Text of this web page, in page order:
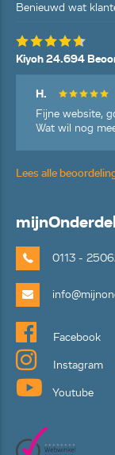
Benieuwd wat
Kiyoh 24.694
H.
Fijne website,
Wat wil nog
Lees alle
mijn
0113 -
Facebook
Instagram
Youtube